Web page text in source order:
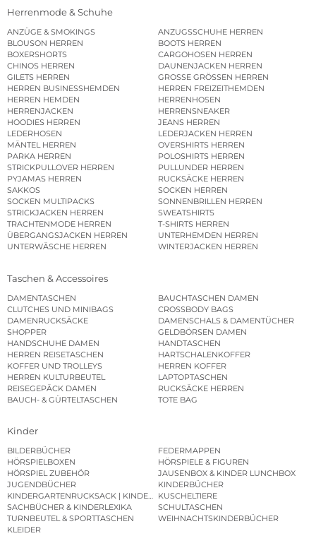
Herrenmode & Schuhe
ANZÜGE & SMOKINGS
ANZUGSSCHUHE HERREN
BLOUSON HERREN
BOOTS HERREN
BOXERSHORTS
CARGOHOSEN HERREN
CHINOS HERREN
DAUNENJACKEN HERREN
GILETS HERREN
GROSSE GRÖSSEN HERREN
HERREN BUSINESSHEMDEN
HERREN FREIZEITHEMDEN
HERREN HEMDEN
HERRENHOSEN
HERRENJACKEN
HERRENSNEAKER
HOODIES HERREN
JEANS HERREN
LEDERHOSEN
LEDERJACKEN HERREN
MÄNTEL HERREN
OVERSHIRTS HERREN
PARKA HERREN
POLOSHIRTS HERREN
STRICKPULLOVER HERREN
PULLUNDER HERREN
PYJAMAS HERREN
RUCKSÄCKE HERREN
SAKKOS
SOCKEN HERREN
SOCKEN MULTIPACKS
SONNENBRILLEN HERREN
STRICKJACKEN HERREN
SWEATSHIRTS
TRACHTENMODE HERREN
T-SHIRTS HERREN
ÜBERGANGSJACKEN HERREN
UNTERHEMDEN HERREN
UNTERWÄSCHE HERREN
WINTERJACKEN HERREN
Taschen & Accessoires
DAMENTASCHEN
BAUCHTASCHEN DAMEN
CLUTCHES UND MINIBAGS
CROSSBODY BAGS
DAMENRUCKSÄCKE
DAMENSCHALS & DAMENTÜCHER
SHOPPER
GELDBÖRSEN DAMEN
HANDSCHUHE DAMEN
HANDTASCHEN
HERREN REISETASCHEN
HARTSCHALENKOFFER
KOFFER UND TROLLEYS
HERREN KOFFER
HERREN KULTURBEUTEL
LAPTOPTASCHEN
REISEGEPÄCK DAMEN
RUCKSÄCKE HERREN
BAUCH- & GÜRTELTASCHEN
TOTE BAG
Kinder
BILDERBÜCHER
FEDERMAPPEN
HÖRSPIELBOXEN
HÖRSPIELE & FIGUREN
HÖRSPIEL ZUBEHÖR
JAUSENBOX & KINDER LUNCHBOX
JUGENDBÜCHER
KINDERBÜCHER
KINDERGARTENRUCKSACK | KINDERGARTENBEUTEL
KUSCHELTIERE
SACHBÜCHER & KINDERLEXIKA
SCHULTASCHEN
TURNBEUTEL & SPORTTASCHEN
WEIHNACHTSKINDERBÜCHER
KLEIDER